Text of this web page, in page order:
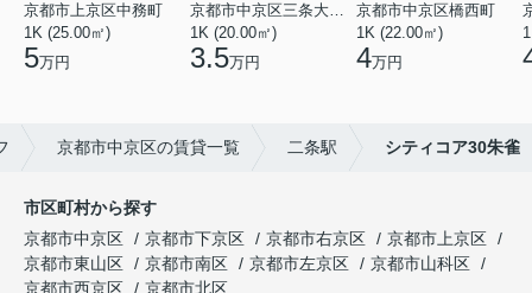
京都市上京区中務町
1K (25.00㎡)
5万円
京都市中京区三条大宮町
1K (20.00㎡)
3.5万円
京都市中京区橋西町
1K (22.00㎡)
4万円
京都市中京区の賃貸一覧 二条駅 シティコア30朱雀
市区町村から探す
京都市中京区
京都市下京区 京都市右京区
京都市上京区
京都市東山区
京都市南区 京都市左京区
京都市山科区
京都市西京区
京都市北区